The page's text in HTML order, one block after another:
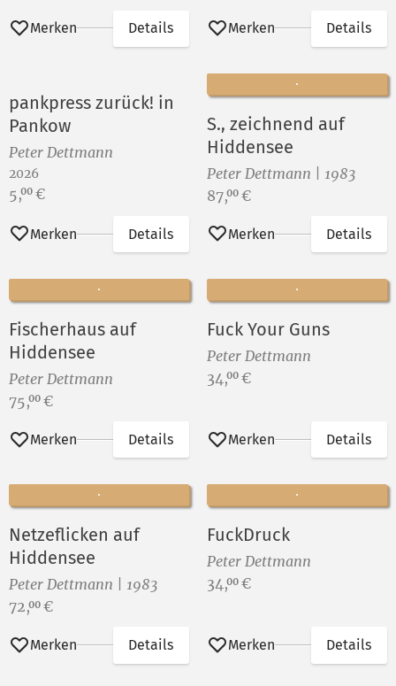
Merken Details Merken Details
pankpress zurück! in
Pankow
Peter Dettmann
2026
Preis:
5,00 €
Merken Details
S., zeichnend auf
Hiddensee
Peter Dettmann | 1983
Preis:
87,00 €
Merken Details
Fischerhaus auf
Hiddensee
Peter Dettmann
Preis:
75,00 €
Merken Details
Fuck Your Guns
Peter Dettmann
Preis:
34,00 €
Merken Details
Netzeflicken auf
Hiddensee
Peter Dettmann | 1983
Preis:
72,00 €
Merken Details
FuckDruck
Peter Dettmann
Preis:
34,00 €
Merken Details